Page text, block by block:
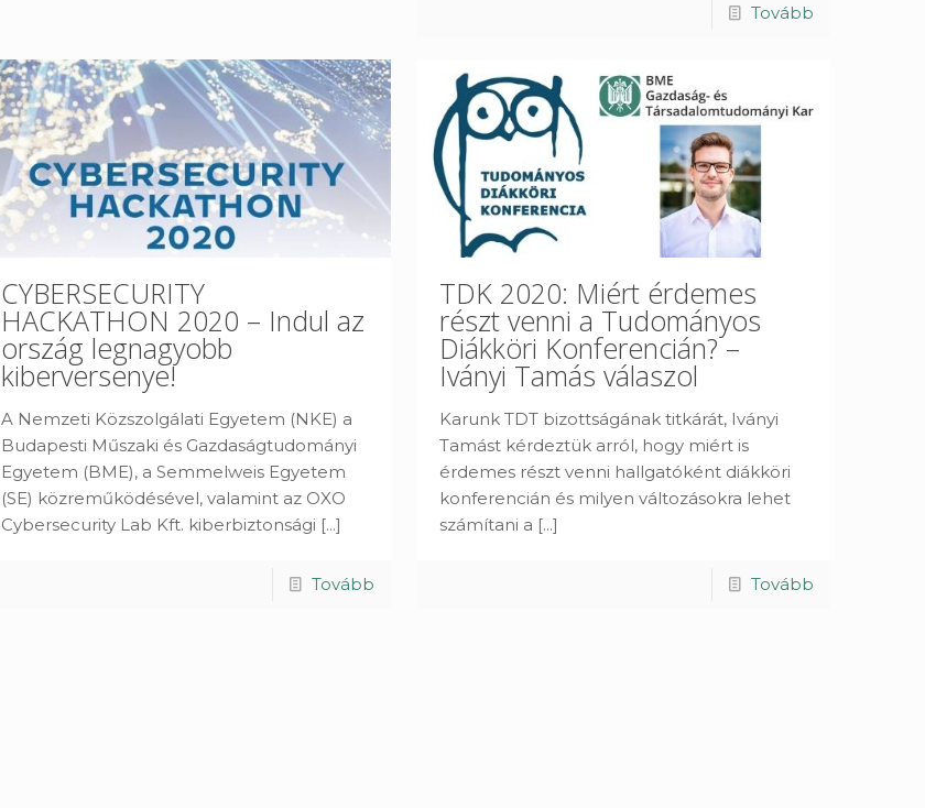
Tovább
CYBERSECURITY
HACKATHON 2020 – Indul az
ország legnagyobb
kiberversenye!
A Nemzeti Közszolgálati Egyetem (NKE) a
Budapesti Műszaki és Gazdaságtudományi
Egyetem (BME), a Semmelweis Egyetem
(SE) közreműködésével, valamint az OXO
Cybersecurity Lab Kft. kiberbiztonsági [...]
Tovább
TDK 2020: Miért érdemes
részt venni a Tudományos
Diákköri Konferencián? –
Iványi Tamás válaszol
Karunk TDT bizottságának titkárát, Iványi
Tamást kérdeztük arról, hogy miért is
érdemes részt venni hallgatóként diákköri
konferencián és milyen változásokra lehet
számítani a [...]
Tovább